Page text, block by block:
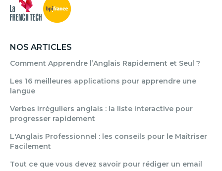
NOS ARTICLES
Comment Apprendre l’Anglais Rapidement et Seul ?
Les 16 meilleures applications pour apprendre une
langue
Verbes irréguliers anglais : la liste interactive pour
progresser rapidement
L'Anglais Professionnel : les conseils pour le Maîtriser
Facilement
Tout ce que vous devez savoir pour rédiger un email